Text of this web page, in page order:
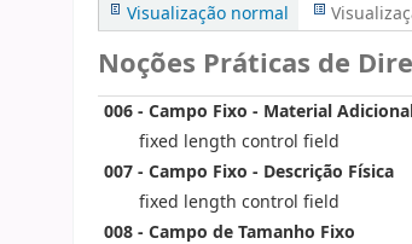
Visualização normal
Noções Práticas de
006 - Campo Fixo - Material
fixed length control field
007 - Campo Fixo - Descrição Física
fixed length control field
008 - Campo de Tamanho Fixo